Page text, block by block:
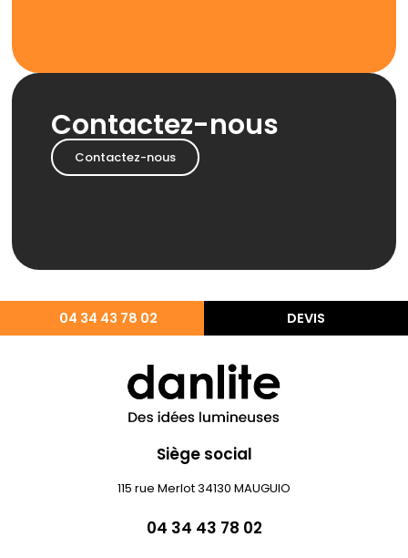
Contactez-nous
Contactez-nous
04 34 43 78 02 DEVIS
Siège social
115 rue Merlot 34130 MAUGUIO
04 34 43 78 02